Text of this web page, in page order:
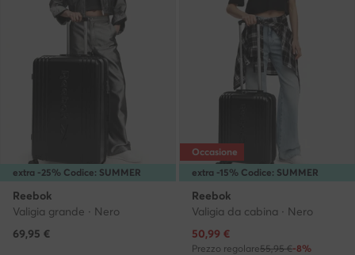
extra -25% Codice: SUMMER
Reebok
Valigia grande · Nero
69,95 €
extra -15% Codice: SUMMER
Occasione
Reebok
Valigia da cabina · Nero
Prezzo attuale
50,99 €
Prezzo regolare55,95 €-8%